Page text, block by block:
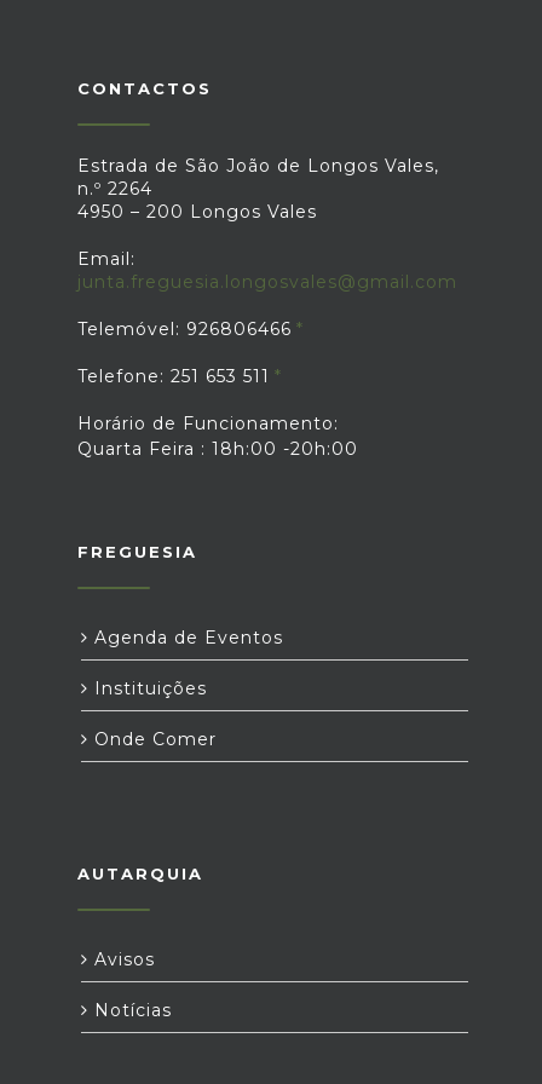
gerações.Os eventos contaram com a
proporcionando um ambiente de
celebração da Páscoa.
CONTACTOS
Estrada de São João de Longos Vales,
n.º 2264
4950 – 200 Longos Vales
Email:
junta.freguesia.longosvales@gmail.com
Telemóvel: 926806466
Telefone: 251 653 511
Horário de Funcionamento:
Quarta Feira : 18h:00 -20h:00
FREGUESIA
Agenda de Eventos
Instituições
Onde Comer
AUTARQUIA
Avisos
Notícias